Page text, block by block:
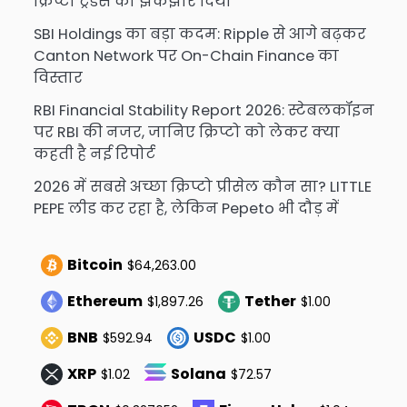
SBI Holdings का बड़ा कदम: Ripple से आगे बढ़कर
Canton Network पर On-Chain Finance का
विस्तार
RBI Financial Stability Report 2026: स्टेबलकॉइन
पर RBI की नजर, जानिए क्रिप्टो को लेकर क्या
कहती है नई रिपोर्ट
2026 में सबसे अच्छा क्रिप्टो प्रीसेल कौन सा? LITTLE
PEPE लीड कर रहा है, लेकिन Pepeto भी दौड़ में
Bitcoin $64,263.00
Ethereum $1,897.26 Tether $1.00
BNB $592.94 USDC $1.00
XRP $1.02 Solana $72.57